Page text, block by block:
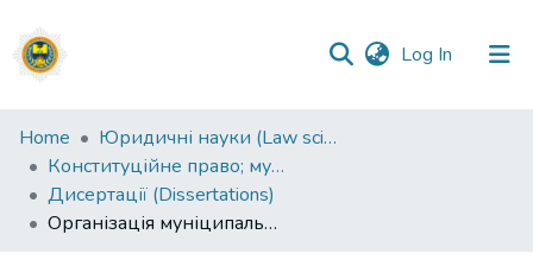
Log In (current)
Communities
&
Collections
All of DSpace
Home
Юридичні науки (Law sciences)
Конституційне право; муніципальне право (Constitutional law; municipal law) (12.00.02)
Дисертації (Dissertations)
Організація муніципальної влади в сучасній Україні: конституційно-правові та прикладні питання